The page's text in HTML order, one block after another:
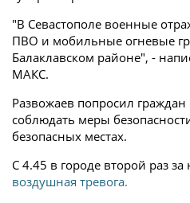
"В Севастополе военные
ПВО и мобильные огневые
Балаклавском районе", -
МАКС.
Развожаев попросил граждан
соблюдать меры
безопасных местах.
С 4.45 в городе второй раз
воздушная тревога.